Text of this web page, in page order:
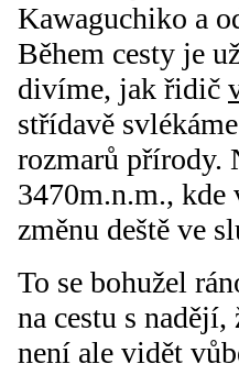
Kawaguchiko a
Během cesty je
divíme, jak řidič
střídavě
rozmarů přírody.
3470m.n.m., kde
změnu deště ve
To se bohužel
na cestu s
není ale vidět